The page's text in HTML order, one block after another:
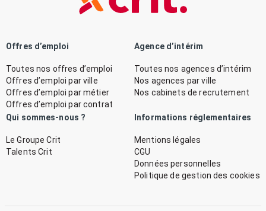
Offres d’emploi
Toutes nos offres d’emploi
Offres d’emploi par ville
Offres d’emploi par métier
Offres d’emploi par contrat
Agence d’intérim
Toutes nos agences d’intérim
Nos agences par ville
Nos cabinets de recrutement
Qui sommes-nous ?
Le Groupe Crit
Talents Crit
Informations réglementaires
Mentions légales
CGU
Données personnelles
Politique de gestion des cookies